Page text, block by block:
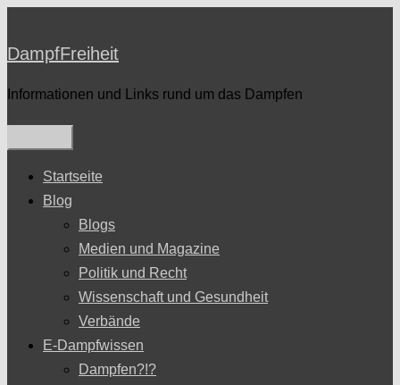
springen
DampfFreiheit
Informationen und Links rund um das Dampfen
Startseite
Blog
Blogs
Medien und Magazine
Politik und Recht
Wissenschaft und Gesundheit
Verbände
E-Dampfwissen
Dampfen?!?